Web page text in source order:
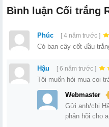
Bình luận Cối trắng
Phúc [ 4 năm trước ]
Có ban cây cốt đầu
Hậu [ 6 năm trước ]
Tôi muốn hỏi mua coi
Webmaster
Gửi anh/chị
phản hồi cho